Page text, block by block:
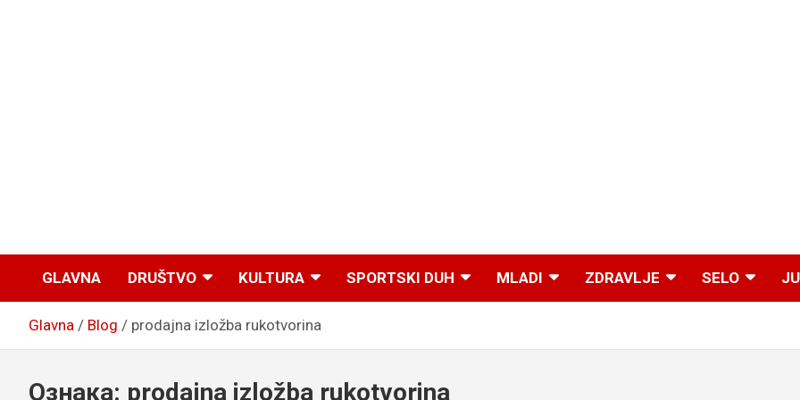
GLAVNA DRUŠTVO KULTURA SPORTSKI DUH MLADI ZDRAVLJE SELO
Glavna Blog prodajna izložba rukotvorina
Ознака: prodajna izložba rukotvorina